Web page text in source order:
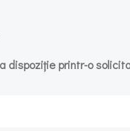
printr-o